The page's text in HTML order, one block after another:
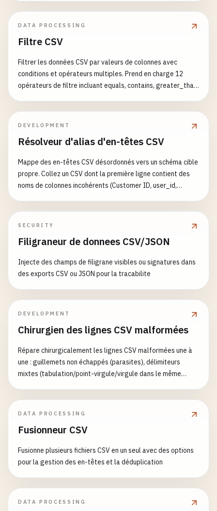
DATA PROCESSING
Filtre CSV
Filtrer les données CSV par valeurs de colonnes avec
conditions et opérateurs multiples. Prend en charge 12
opérateurs de filtre incluant equals, contains, greater_than,
"operator": "greater_equal", "value": "80"}] [{"column": "nom",
"operator": "is_not_empty"}]
DEVELOPMENT
Résolveur d'alias d'en-têtes CSV
Mappe des en-têtes CSV désordonnés vers un schéma cible
propre. Collez un CSV dont la première ligne contient des
noms de colonnes incohérents (Customer ID, user_id,
(casse/accents/séparateurs/camelCase) puis distance
confiance, plus la couverture cible et un export CSV
normalisé en option.
SECURITY
Filigraneur de donnees CSV/JSON
Injecte des champs de filigrane visibles ou signatures dans
des exports CSV ou JSON pour la tracabilite
DEVELOPMENT
Chirurgien des lignes CSV malformées
Répare chirurgicalement les lignes CSV malformées une à
une : guillemets non échappés (parasites), délimiteurs
mixtes (tabulation/point-virgule/virgule dans le même
étiquetée), liste les lignes acceptées sans changement et
relire les lignes suspectes après le passage déterministe.
Il complète le Validateur CSV (qui ne fait que signaler) en
réparant réellement les lignes endommagées.
DATA PROCESSING
Fusionneur CSV
Fusionne plusieurs fichiers CSV en un seul avec des options
pour la gestion des en-têtes et la déduplication
DATA PROCESSING